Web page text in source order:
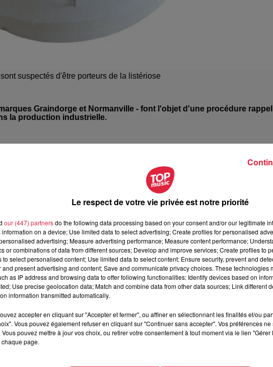
suspectés d'être porteurs de la listériose
Graindorge et Normanville - font l'objet d'une procédure
la production industrielle.
les Kinder "
Graindorge et Normanville
de faire l'objet d'une procédure de rappel.
de la
. Il s'agit de fromages de Coulommiers et Brie de 1kg des
dans plusieurs enseignes en France :
Le respect de votre vie privée est notre priorité
our (447) partnersdo the following data processing based on your consent and/or our legitimate
information on a device; Use limited data to select advertising; Create profiles for personalised
advertising; Measure advertising performance; Measure content performance;
or combinations of data from different sources; Develop and improve services; Create profiles to
to select personalised content; Use limited data to select content; Ensure security, prevent and
and present advertising and content; Save and communicate privacy choices. These technologies
as IP address and browsing data to offer following functionalities: Identify devices based on
Use precise geolocation data; Match and combine data from other data sources; Link different
information transmitted automatically.
accepter en cliquant sur "Accepter et fermer", ou affiner en sélectionnant les finalités et/ou
Vous pouvez également refuser en cliquant sur "Continuer sans accepter". Vos préférences
Vous pouvez mettre à jour vos choix, ou retirer votre consentement à tout moment via le lien
page.